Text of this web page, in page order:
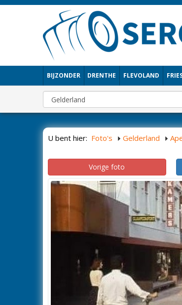
BIJZONDER DRENTHE FLEVOLAND
U bent hier: Foto's Gelderland
Vorige foto